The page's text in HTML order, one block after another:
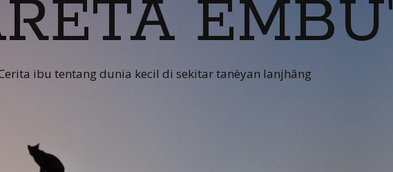
EMBU'
ibu tentang dunia kecil di sekitar tanèyan lanjhâng